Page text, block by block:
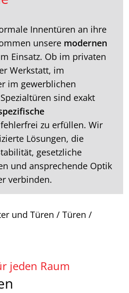
und Türen / Türen /
Innentüren an ihre
unsere modernen
Einsatz. Ob im privaten
Werkstatt, im
im gewerblichen
sind exakt
fehlerfrei zu erfüllen. Wir
Lösungen, die
gesetzliche
und ansprechende Optik
verbinden.
jeden Raum